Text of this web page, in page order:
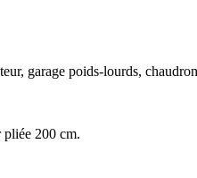
garage poids-lourds,
200 cm.